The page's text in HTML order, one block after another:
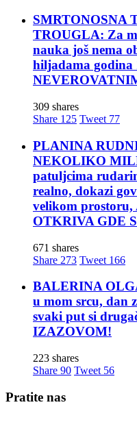
SMRTONOSNA
TROUGLA: Za
nauka još nema
hiljadama
309 shares
Share 125 Tweet 77
PLANINA
NEKOLIKO
patuljcima
realno, dokazi
velikom
OTKRIVA GDE
671 shares
Share 273 Tweet 166
BALERINA
u mom srcu, dan
svaki put si
IZAZOVOM!
223 shares
Share 90 Tweet 56
Pratite nas